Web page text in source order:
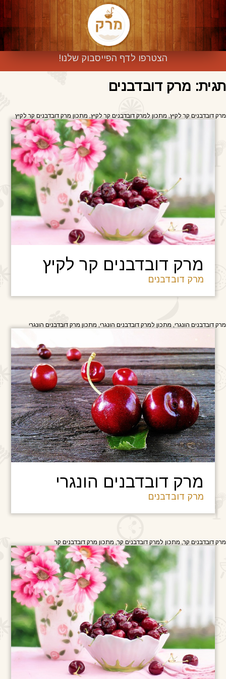
הצטרפו לדף הפייסבוק שלנו!
תגית: מרק דובדבנים
מרק דובדבנים קר לקיץ, מתכון למרק דובדבנים קר לקיץ, מתכון מרק דובדבנים קר לקיץ
מרק דובדבנים קר לקיץ
מרק דובדבנים
מרק דובדבנים הונגרי, מתכון למרק דובדבנים הונגרי, מתכון מרק דובדבנים הונגרי
מרק דובדבנים הונגרי
מרק דובדבנים
מרק דובדבנים קר, מתכון למרק דובדבנים קר, מתכון מרק דובדבנים קר